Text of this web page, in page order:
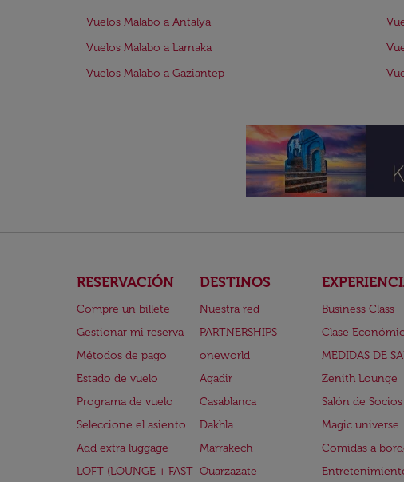
Vuelos Malabo a Antalya
Vuelos Malabo a Larnaka
Vuelos Malabo a Gaziantep
RESERVACIÓN
Compre un billete
Gestionar mi reserva
Métodos de pago
Estado de vuelo
Programa de vuelo
Seleccione el asiento
Add extra luggage
LOFT (LOUNGE + FAST
DESTINOS
Nuestra red
PARTNERSHIPS
oneworld
Agadir
Casablanca
Dakhla
Marrakech
Ouarzazate
Business Class
Clase
MEDIDAS DE
Zenith Lounge
Salón de Socios
Magic universe
Comidas a